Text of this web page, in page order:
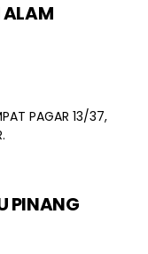
ALAM
PAGAR 13/37,
PINANG